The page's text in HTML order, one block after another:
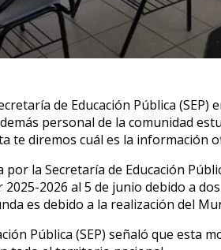
de Educación Pública
personal de la comunidad
te diremos cuál es la información
la Secretaría de Educación
2026 al 5 de junio debido a
es debido a la realización del
Pública (SEP) señaló que